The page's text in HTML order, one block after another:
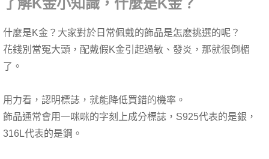
了解K金小知識，什麼是K金？
什麼是K金？大家對於日常佩戴的飾品是怎麽挑選的呢？
花錢別當冤大頭，配戴假K金引起過敏、發炎，那就很倒楣
了。
用力看，認明標誌，就能降低買錯的機率。
飾品通常會用一咪咪的字刻上成分標誌，S925代表的是銀，
316L代表的是鋼。